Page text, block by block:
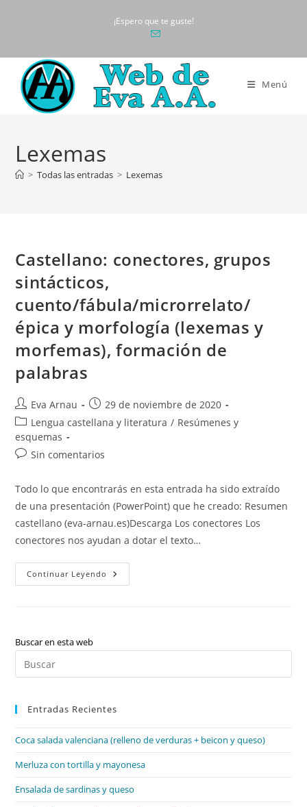
¡Espero que te guste!
Menú
Lexemas
> Todas las entradas > Lexemas
Castellano: conectores, grupos
sintácticos,
cuento/fábula/microrrelato/
épica y morfología (lexemas y
morfemas), formación de
palabras
Autor
de
la
entrada:
Eva Arnau
Publicación
de
29 de noviembre de 2020
Categoría
de
la
Lengua castellana y literatura / Resúmenes y
esquemas
Comentarios
la
entrada:
Sin comentarios
Todo lo que encontrarás en esta entrada ha sido extraído
de una presentación (PowerPoint) que he creado: Resumen
castellano (eva-arnau.es)Descarga Los conectores Los
conectores nos ayudan a dotar el texto…
Continuar Leyendo Castellano:
Conectores,
(lexemas
Formación
Buscar en esta web
Entradas Recientes
Coca salada valenciana (relleno de verduras + beicon y queso)
Merluza con tortilla y mayonesa
Ensalada de sardinas y queso